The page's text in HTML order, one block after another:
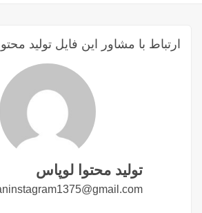
ارتباط با مشاور این فایل تولید
تولید محتوا لوپاس